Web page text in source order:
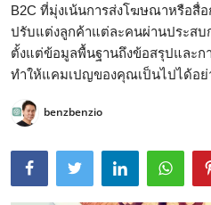
คอร์สเรียน ChatGPT
B2C ที่มุ่งเน้นการส่งโฆษณาหรือสื่
ปรับแต่งลูกค้าแต่ละคนผ่านประส
ตั้งแต่ข้อมูลพื้นฐานถึงข้อสรุปและก
ทำให้แคมเปญของคุณเป็นไปได้อย่
benzbenzio